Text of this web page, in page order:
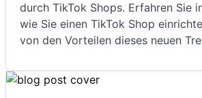
durch TikTok Shops. Erfahren Sie
wie Sie einen TikTok Shop
von den Vorteilen dieses neuen